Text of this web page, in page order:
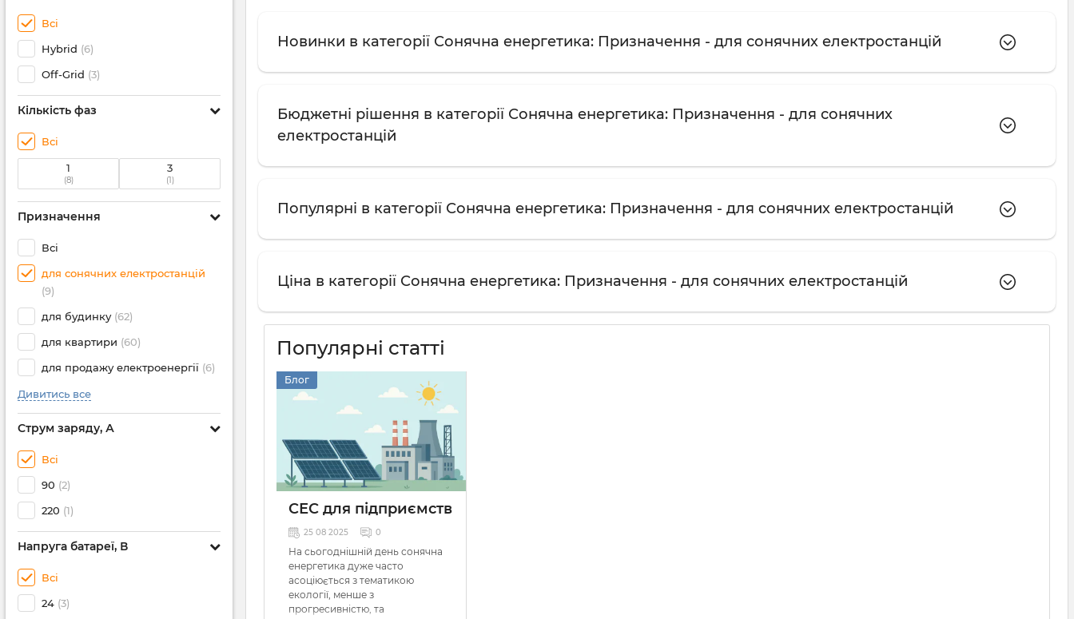
Всі
Hybrid (6)
Off-Grid (3)
Кількість фаз
Всі
1
(8)
3
(1)
Призначення
Всі
для сонячних електростанцій
(9)
для будинку (62)
для квартири (60)
для продажу електроенергії (6)
Дивитись все
Струм заряду, А
Всі
90 (2)
220 (1)
Напруга батареї, В
Всі
24 (3)
Новинки в категорії Сонячна енергетика: Призначення - для сонячних електростанцій
Бюджетні рішення в категорії Сонячна енергетика: Призначення - для сонячних
електростанцій
Популярні в категорії Сонячна енергетика: Призначення - для сонячних електростанцій
Ціна в категорії Сонячна енергетика: Призначення - для сонячних електростанцій
Популярні статті
Блог
СЕС для підприємств
25 08 2025 0
На сьогоднішній день сонячна
енергетика дуже часто
асоціюється з тематикою
екології, менше з
прогресивністю, та